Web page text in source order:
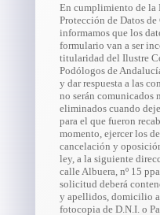
En cumplimiento de la
Protección de Datos de
informamos que los
formulario van a ser
titularidad del Ilustre
Podólogos de
y dar respuesta a las
no serán comunicados
eliminados cuando
para el que fueron
momento, ejercer los
cancelación y
ley, a la siguiente
calle Albuera, nº 15
solicitud deberá
y apellidos, domicilio
fotocopia de D.N.I. o